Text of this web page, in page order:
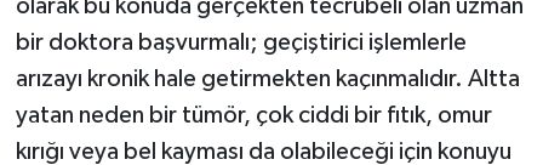
olarak bu konuda gerçekten tecrübeli olan uzman
bir doktora başvurmalı; geçiştirici işlemlerle
arızayı kronik hale getirmekten kaçınmalıdır. Altta
yatan neden bir tümör, çok ciddi bir fıtık, omur
kırığı veya bel kayması da olabileceği için konuyu